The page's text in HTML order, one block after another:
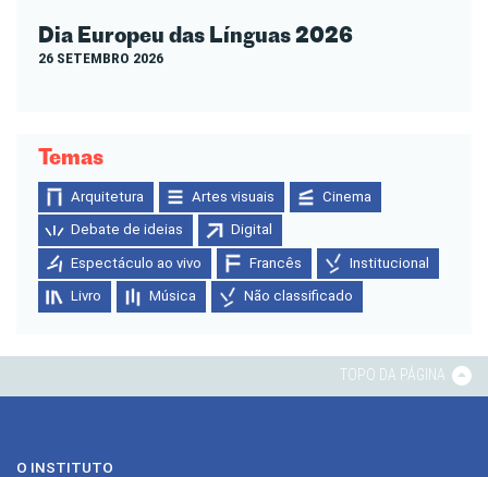
Dia Europeu das Línguas 2026
26 SETEMBRO 2026
Temas
Arquitetura Artes visuais Cinema
Debate de ideias Digital
Espectáculo ao vivo Francês Institucional
Livro Música Não classificado
TOPO DA PÁGINA
O INSTITUTO